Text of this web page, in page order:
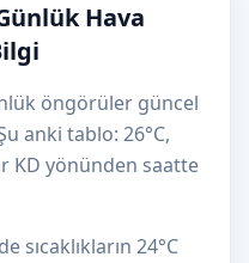
Hava
öngörüler güncel
anki tablo: 26°C,
KD yönünden saatte
sıcaklıkların 24°C